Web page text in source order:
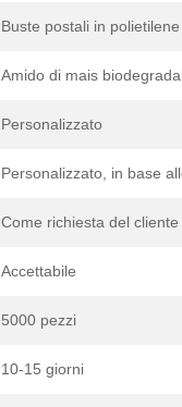
Buste postali in polietilene
Amido di mais
Personalizzato
Personalizzato, in base
Come richiesta del cliente
Accettabile
5000 pezzi
10-15 giorni